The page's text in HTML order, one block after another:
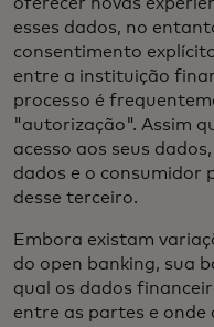
oferecer novas
esses dados, no
consentimento
entre a instituição
processo é
"autorização". Assim
acesso aos seus
dados e o consumidor
desse terceiro.
Embora existam
do open banking, sua
qual os dados
entre as partes e onde